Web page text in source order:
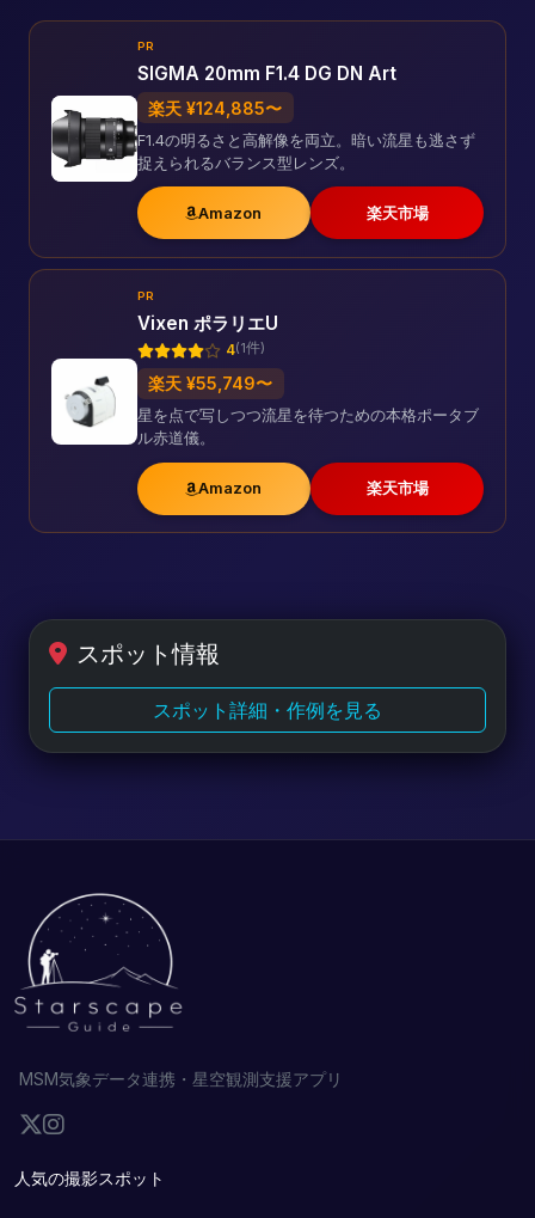
PR
SIGMA 20mm F1.4 DG DN Art
楽天 ¥124,885〜
F1.4の明るさと高解像を両立。暗い流星も逃さず
捉えられるバランス型レンズ。
Amazon 楽天市場
PR
Vixen ポラリエU
4(1件)
楽天 ¥55,749〜
星を点で写しつつ流星を待つための本格ポータブ
ル赤道儀。
Amazon 楽天市場
スポット情報
スポット詳細・作例を見る
MSM気象データ連携・星空観測支援アプリ
人気の撮影スポット